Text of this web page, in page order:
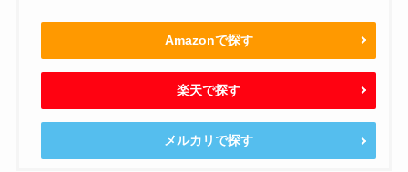
Amazonで探す
楽天で探す
メルカリで探す